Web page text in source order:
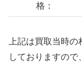
格：
上記は買取当時の
しておりますの